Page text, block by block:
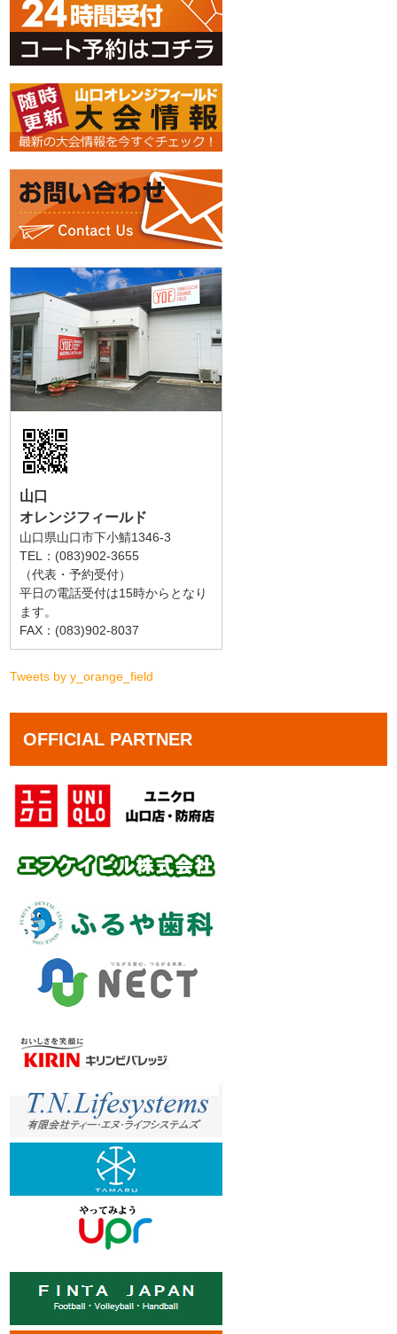
山口
オレンジフィールド
山口県山口市下小鯖1346-3
TEL：(083)902-3655
（代表・予約受付）
平日の電話受付は15時からとなり
ます。
FAX：(083)902-8037
Tweets by y_orange_field
OFFICIAL PARTNER